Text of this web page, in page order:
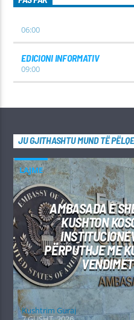
06:00
EDICIONI INFORMATIV
09:00
JU GJITHASHTU MUND TË
LAJME
AMBASADA E
KUSHTON
PËRPUTHJE ME
Kushtrim Guraj